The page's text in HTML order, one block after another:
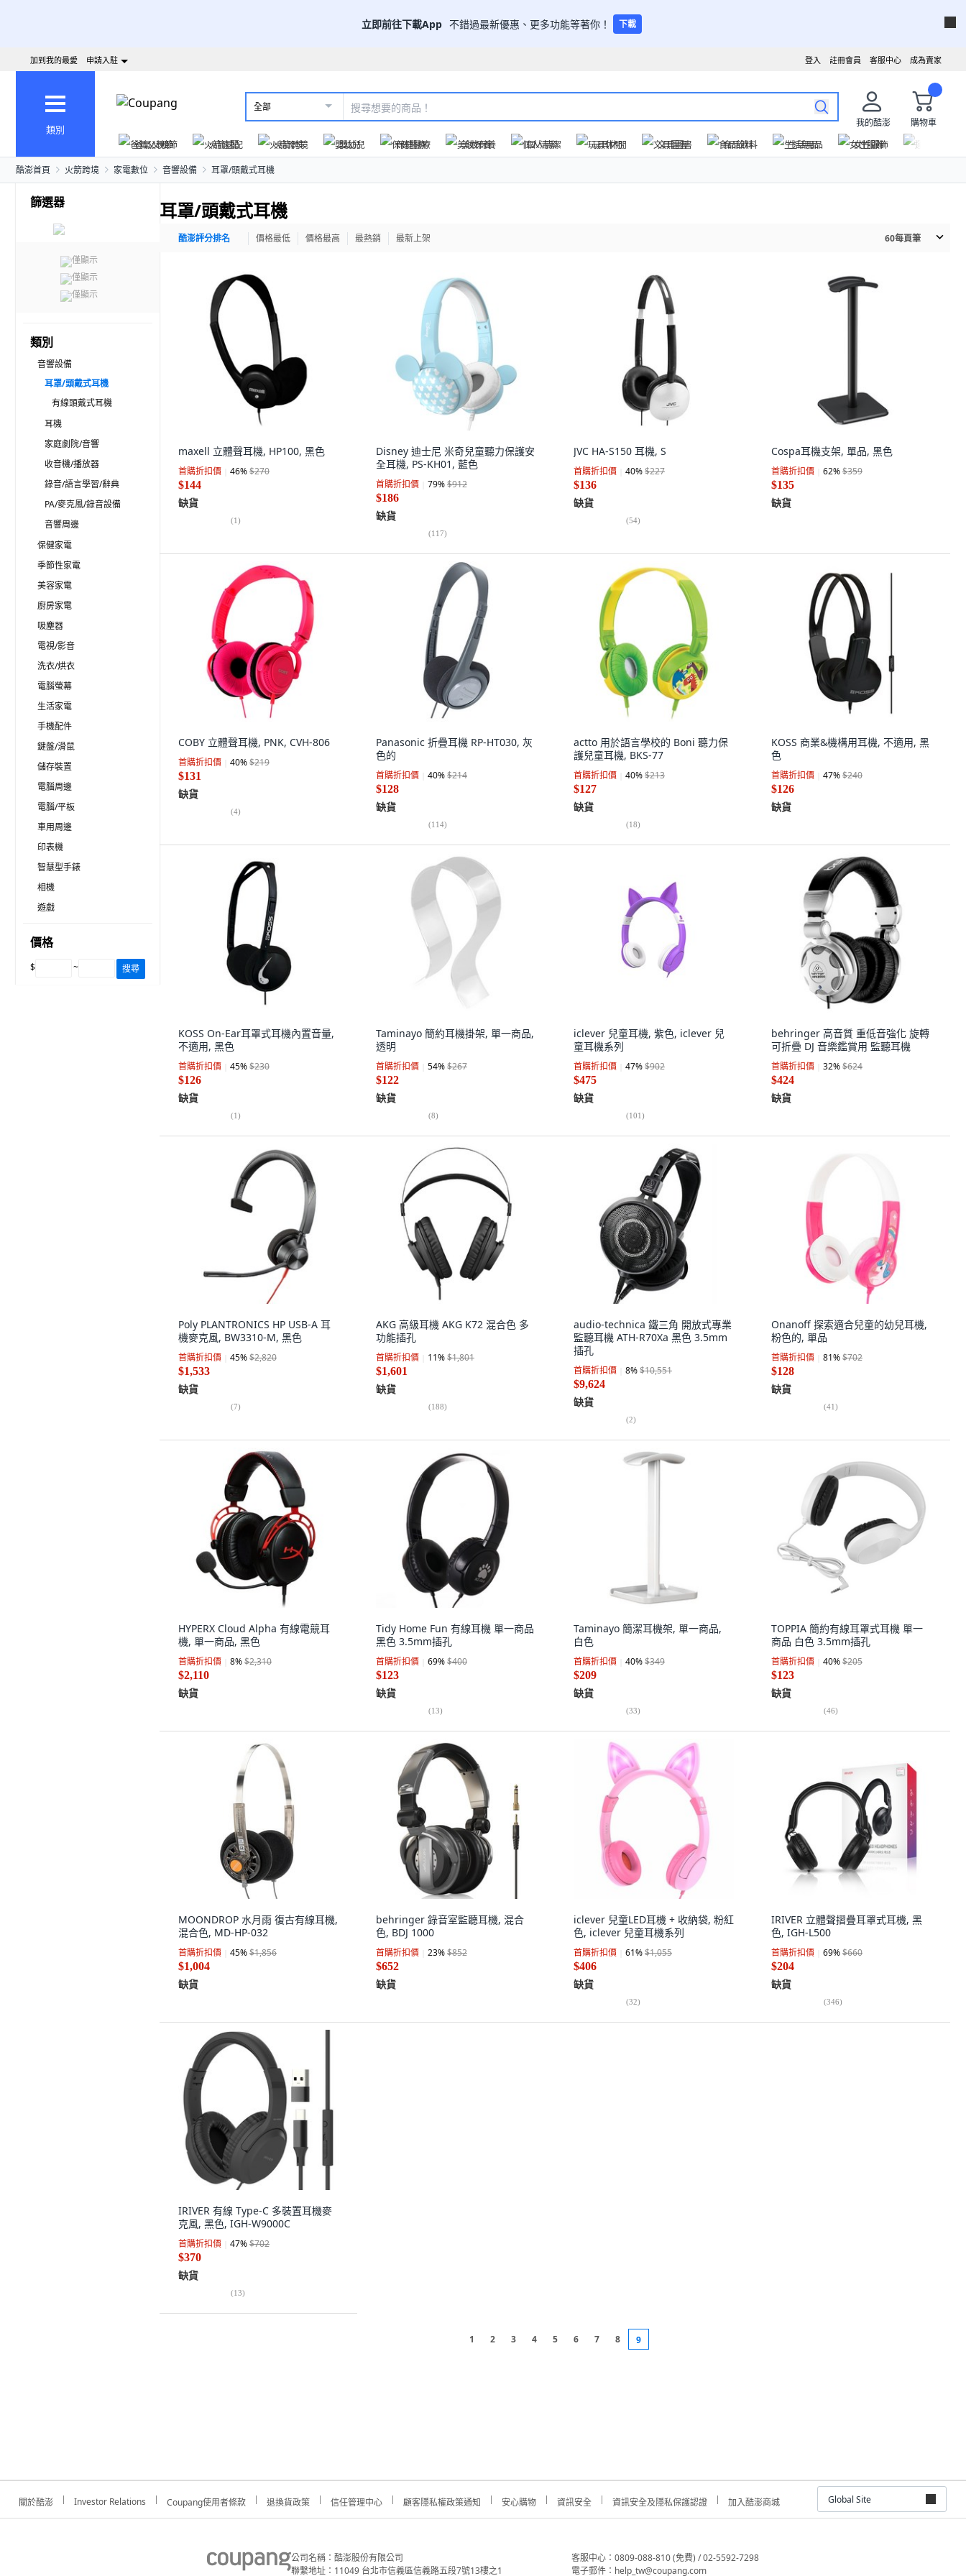
立即前往下載App 不錯過最新優惠、更多功能等著你！ 下載
成為賣家
客服中心
註冊會員
登入
加到我的最愛 申請入駐
類別
全部
我的酷澎
購物車
爸氣父親節
火箭速配 火箭跨境 嬰幼兒 保健醫療 美妝保養 個人清潔 玩具休閒 文具圖書 食品飲料 生活用品 女性服飾
酷澎首頁 火箭跨境 家電數位 音響設備 耳罩/頭戴式耳機
篩選器
僅顯示
僅顯示
僅顯示
類別
音響設備
耳罩/頭戴式耳機
有線頭戴式耳機
耳機
家庭劇院/音響
收音機/播放器
錄音/語言學習/辭典
PA/麥克風/錄音設備
音響周邊
保健家電
季節性家電
美容家電
廚房家電
吸塵器
電視/影音
洗衣/烘衣
電腦螢幕
生活家電
手機配件
鍵盤/滑鼠
儲存裝置
電腦周邊
電腦/平板
車用周邊
印表機
智慧型手錶
相機
遊戲
價格
$ ~ 搜尋
耳罩/頭戴式耳機
酷澎評分排名 價格最低 價格最高 最熱銷 最新上架 60每頁筆
maxell 立體聲耳機, HP100, 黑色
首購折扣價 46%$270
$144
缺貨
(1)
Disney 迪士尼 米奇兒童聽力保護安
全耳機, PS-KH01, 藍色
首購折扣價 79%$912
$186
缺貨
(117)
JVC HA-S150 耳機, S
首購折扣價 40%$227
$136
缺貨
(54)
Cospa耳機支架, 單品, 黑色
首購折扣價 62%$359
$135
缺貨
COBY 立體聲耳機, PNK, CVH-806
首購折扣價 40%$219
$131
缺貨
(4)
Panasonic 折疊耳機 RP-HT030, 灰
色的
首購折扣價 40%$214
$128
缺貨
(114)
actto 用於語言學校的 Boni 聽力保
護兒童耳機, BKS-77
首購折扣價 40%$213
$127
缺貨
(18)
KOSS 商業&機構用耳機, 不適用, 黑
色
首購折扣價 47%$240
$126
缺貨
KOSS On-Ear耳罩式耳機內置音量,
不適用, 黑色
首購折扣價 45%$230
$126
缺貨
(1)
Taminayo 簡約耳機掛架, 單一商品,
透明
首購折扣價 54%$267
$122
缺貨
(8)
iclever 兒童耳機, 紫色, iclever 兒
童耳機系列
首購折扣價 47%$902
$475
缺貨
(101)
behringer 高音質 重低音強化 旋轉
可折疊 DJ 音樂鑑賞用 監聽耳機
首購折扣價 32%$624
$424
缺貨
Poly PLANTRONICS HP USB-A 耳
機麥克風, BW3310-M, 黑色
首購折扣價 45%$2,820
$1,533
缺貨
(7)
AKG 高級耳機 AKG K72 混合色 多
功能插孔
首購折扣價 11%$1,801
$1,601
缺貨
(188)
audio-technica 鐵三角 開放式專業
監聽耳機 ATH-R70Xa 黑色 3.5mm
插孔
首購折扣價 8%$10,551
$9,624
缺貨
(2)
Onanoff 探索適合兒童的幼兒耳機,
粉色的, 單品
首購折扣價 81%$702
$128
缺貨
(41)
HYPERX Cloud Alpha 有線電競耳
機, 單一商品, 黑色
首購折扣價 8%$2,310
$2,110
缺貨
Tidy Home Fun 有線耳機 單一商品
黑色 3.5mm插孔
首購折扣價 69%$400
$123
缺貨
(13)
Taminayo 簡潔耳機架, 單一商品,
白色
首購折扣價 40%$349
$209
缺貨
(33)
TOPPIA 簡約有線耳罩式耳機 單一
商品 白色 3.5mm插孔
首購折扣價 40%$205
$123
缺貨
(46)
MOONDROP 水月雨 復古有線耳機,
混合色, MD-HP-032
首購折扣價 45%$1,856
$1,004
缺貨
behringer 錄音室監聽耳機, 混合
色, BDJ 1000
首購折扣價 23%$852
$652
缺貨
iclever 兒童LED耳機 + 收納袋, 粉紅
色, iclever 兒童耳機系列
首購折扣價 61%$1,055
$406
缺貨
(32)
IRIVER 立體聲摺疊耳罩式耳機, 黑
色, IGH-L500
首購折扣價 69%$660
$204
缺貨
(346)
IRIVER 有線 Type-C 多裝置耳機麥
克風, 黑色, IGH-W9000C
首購折扣價 47%$702
$370
缺貨
(13)
1 2 3 4 5 6 7 8 9
關於酷澎 Investor Relations Coupang使用者條款 退換貨政策 信任管理中心 顧客隱私權政策通知 安心購物 資訊安全 資訊安全及隱私保護認證 加入酷澎商城 Global Site
公司名稱：酷澎股份有限公司
聯繫地址：11049 台北市信義區信義路五段7號13樓之1
客服中心：0809-088-810 (免費) / 02-5592-7298
電子郵件：help_tw@coupang.com